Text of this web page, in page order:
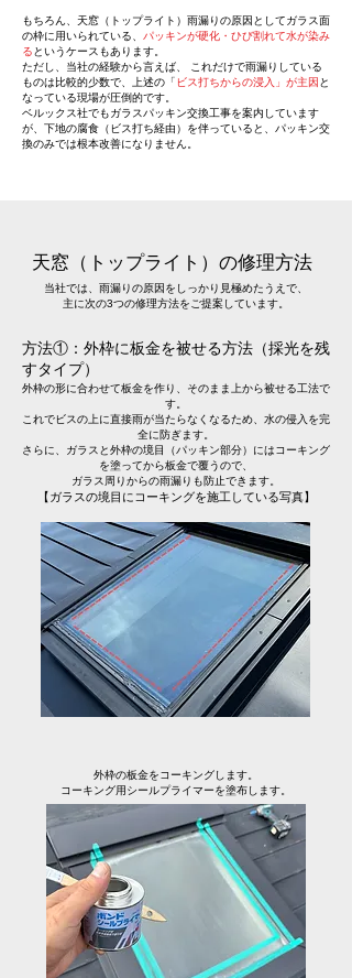
もちろん、天窓（トップライト）雨漏りの原因としてガラス面
の枠に用いられている、 パッキンが硬化・ひび割れて水が染み
る というケースもあります。
ただし、当社の経験から言えば、 これだけで雨漏りしている
ものは比較的少数で、上述の「 ビス打ちからの浸入」が主因 と
なっている現場が圧倒的です。
ベルックス社でもガラスパッキン交換工事を案内しています
が、下地の腐食（ビス打ち経由）を伴っていると、パッキン交
換のみでは根本改善になりません。
天窓（トップライト）の修理方法
当社では、雨漏りの原因をしっかり見極めたうえで、
主に次の3つの修理方法をご提案しています。
方法①：外枠に板金を被せる方法（採光を残
すタイプ）
外枠の形に合わせて板金を作り、そのまま上から被せる工法で
す。
これでビスの上に直接雨が当たらなくなるため、水の侵入を完
全に防ぎます。
さらに、ガラスと外枠の境目（パッキン部分）にはコーキング
を塗ってから板金で覆うので、
ガラス周りからの雨漏りも防止できます。
【ガラスの境目にコーキングを施工している写真】
外枠の板金をコーキングします。
コーキング用シールプライマーを塗布します。